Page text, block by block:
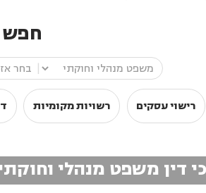
חפש
רישוי עסקים רשויות מקומיות
דין משפט מנהלי